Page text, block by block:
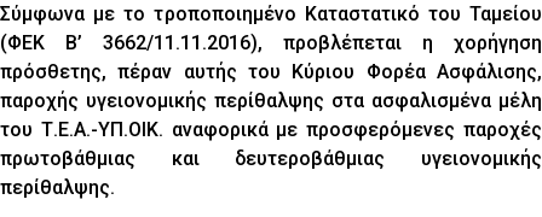
Σύμφωνα με το τροποποιημένο Καταστατικό του Ταμείου
(ΦΕΚ Β’ 3662/11.11.2016), προβλέπεται η χορήγηση
πρόσθετης, πέραν αυτής του Κύριου Φορέα Ασφάλισης,
παροχής υγειονομικής περίθαλψης στα ασφαλισμένα μέλη
του Τ.Ε.Α.-ΥΠ.ΟΙΚ. αναφορικά με προσφερόμενες παροχές
πρωτοβάθμιας και δευτεροβάθμιας υγειονομικής
περίθαλψης.